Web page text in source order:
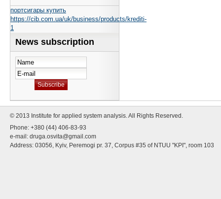
портсигары купить
https://cib.com.ua/uk/business/products/krediti-
1
News subscription
© 2013 Institute for applied system analysis. All Rights Reserved.
Phone: +380 (44) 406-83-93
e-mail: druga.osvita@gmail.com
Address: 03056, Kyiv, Peremogi pr. 37, Corpus #35 of NTUU "KPI", room 103